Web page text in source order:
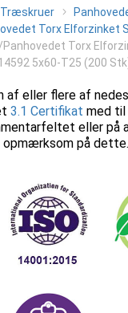
Træskruer
Torx Elforzinket
Torx
5x60-T25 (200
af eller flere af
3.1 Certifikat med til
eller på
opmærksom på dette.